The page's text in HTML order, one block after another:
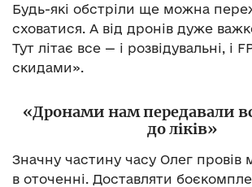
Будь-які обстріли ще можна
сховатися. А від дронів дуже
Тут літає все — і розвідувальні, і
скидами».
«Дронами нам передавали
до ліків»
Значну частину часу Олег провів
в оточенні. Доставляти